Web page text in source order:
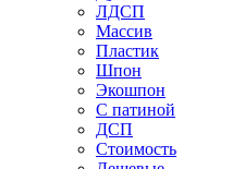
ЛДСП
Массив
Пластик
Шпон
Экошпон
С патиной
ДСП
Стоимость